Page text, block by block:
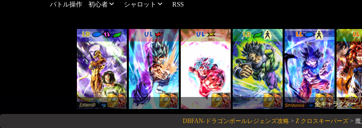
バトル操作
初心者 シャロット RSS
LR UL UL LR LL LL
全キャラクター
DBFAN-ドラゴンボールレジェンズ攻略 > Z クロスキーパーズ >